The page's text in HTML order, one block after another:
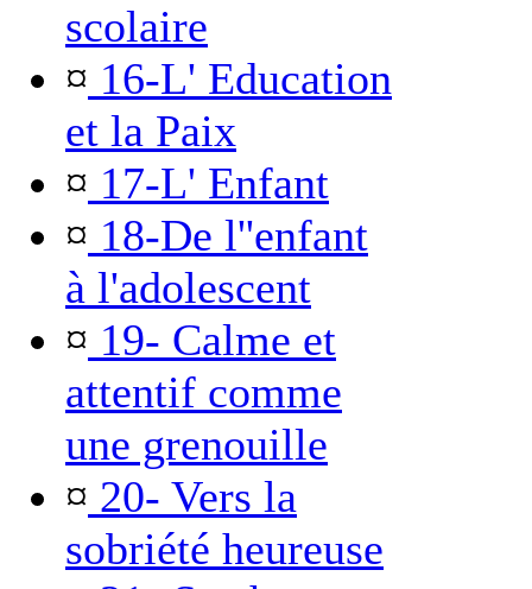
scolaire
¤ 16-L' Education
et la Paix
¤ 17-L' Enfant
¤ 18-De l''enfant
à l'adolescent
¤ 19- Calme et
attentif comme
une grenouille
¤ 20- Vers la
sobriété heureuse